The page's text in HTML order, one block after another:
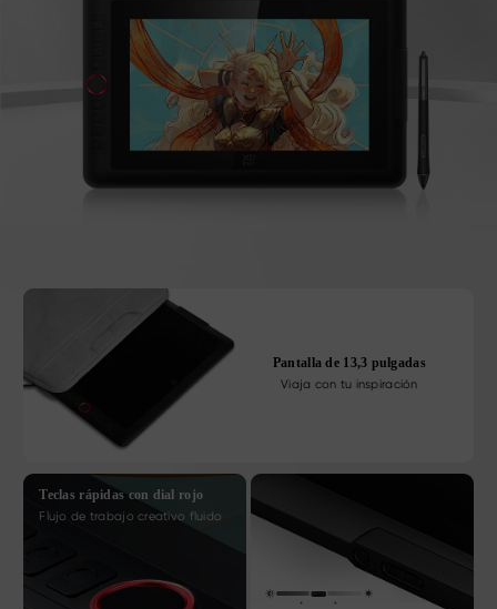
Pantalla de 13,3 pulgadas
Viaja con tu inspiración
Teclas rápidas con dial rojo
Flujo de trabajo creativo fluido